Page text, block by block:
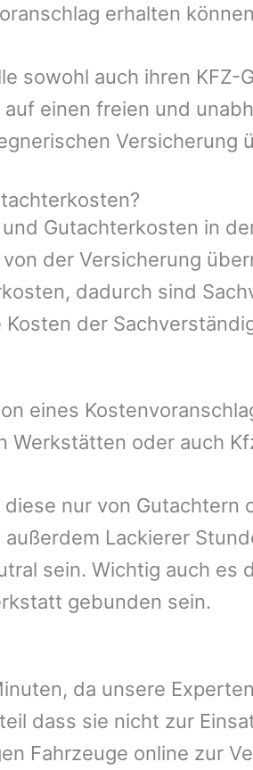
erhalten
sowohl auch ihren KFZ-
einen freien und
Versicherung
Gutachterkosten in
der Versicherung
dadurch sind
der
eines
Werkstätten oder auch
nur von Gutachtern
Lackierer
sein. Wichtig auch es
gebunden sein.
da unsere
dass sie nicht zur
Fahrzeuge online zur